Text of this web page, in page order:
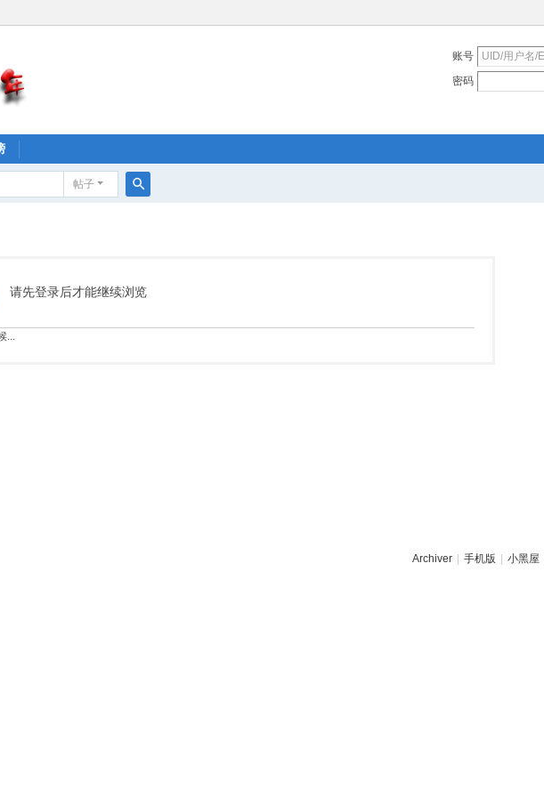
账号
密码
帖子
请先登录后才能继续浏览
...
Archiver 手机版 小黑屋